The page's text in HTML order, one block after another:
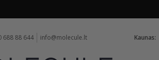
688 88 644 info@molecule.lt Kaunas: